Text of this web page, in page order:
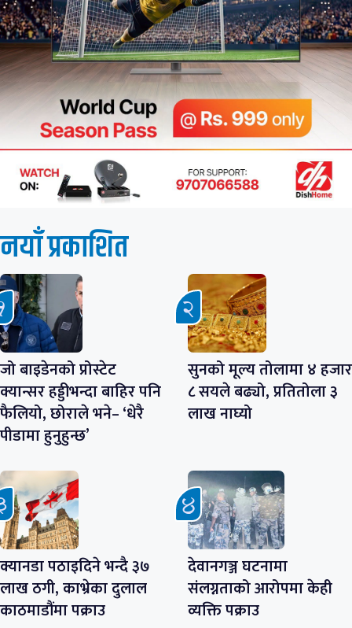
नयाँ प्रकाशित
जो बाइडेनको प्रोस्टेट
क्यान्सर हड्डीभन्दा बाहिर पनि
फैलियो, छोराले भने– ‘धेरै
पीडामा हुनुहुन्छ’
सुनको मूल्य तोलामा ४ हजार
८ सयले बढ्यो, प्रतितोला ३
लाख नाघ्यो
क्यानडा पठाइदिने भन्दै ३७
लाख ठगी, काभ्रेका दुलाल
काठमाडौंमा पक्राउ
देवानगञ्ज घटनामा
संलग्नताको आरोपमा केही
व्यक्ति पक्राउ